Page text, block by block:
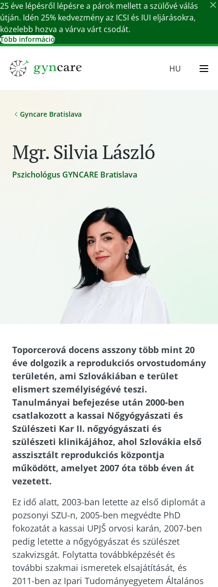
25 éve lépésről lépésre a párok mellett a szülővé válás
útján. Idén 25% kedvezmény az ICSI és IUI eljárásokra,
közelebb hozva a várva várt csodát.
Több információ
HU
Gyncare Bratislava
Mgr. Silvia László
Pszichológus GYNCARE Bratislava
Toporcerová docens asszony több mint 20
éve dolgozik a reprodukciós orvostudomány
területén, ami Szlovákiában e terület
elismert személyiségévé teszi.
Tanulmányai befejezése után 2000-ben
csatlakozott a kassai Nőgyógyászati és
Szülészeti Kar II. nőgyógyászati és
szülészeti klinikájához, ahol Szlovákia első
asszisztált reprodukciós központja
működött, amelyet 2007 óta több éven át
vezetett.
Ez idő alatt, 2003-ban letette az első diplomát a
pozsonyi SZU-n, 2005-ben megvédte PhD
fokozatát a kassai UPJŠ orvosi karán, 2007-ben
pedig letette a nőgyógyászat és szülészet
szakvizsgát. Folytatta továbbképzését és
további szakmai ismeretek elsajátítását, és
2011-ben az Ipari Tudományegyetem Általános